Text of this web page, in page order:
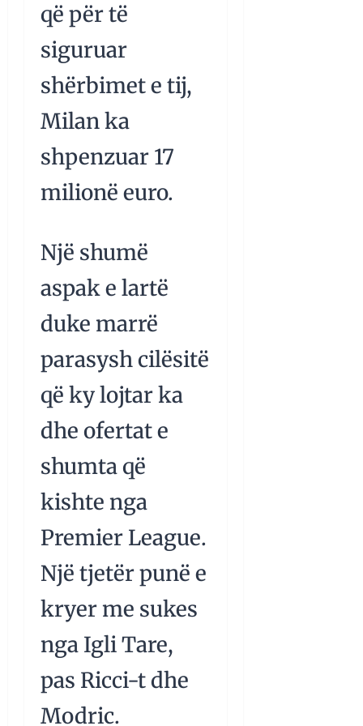
që për të
siguruar
shërbimet e tij,
Milan ka
shpenzuar 17
milionë euro.
Një shumë
aspak e lartë
duke marrë
parasysh cilësitë
që ky lojtar ka
dhe ofertat e
shumta që
kishte nga
Premier League.
Një tjetër punë e
kryer me sukes
nga Igli Tare,
pas Ricci-t dhe
Modric.